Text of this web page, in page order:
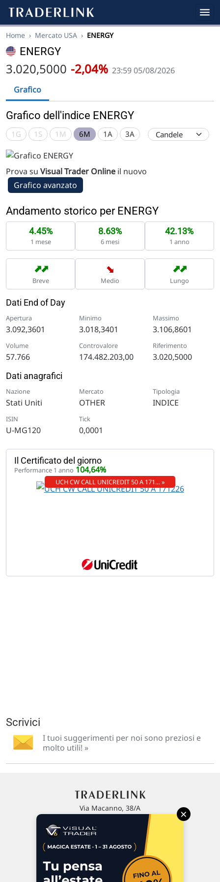
Home › Mercato USA › ENERGY
ENERGY
3.020,5000 -2,04% 23:59 05/08/2026
Grafico
Grafico dell'indice ENERGY
1G 1S 1M 6M 1A 3A
Prova su Visual Trader Online il nuovo
Grafico avanzato
Andamento storico per ENERGY
4.45%
1 mese
8.63%
6 mesi
42.13%
1 anno
➡
➡
Breve
➡
Medio
➡
➡
Lungo
Dati End of Day
Apertura
3.092,3601
Minimo
3.018,3401
Massimo
3.106,8601
Volume
57.766
Controvalore
174.482.203,00
Riferimento
3.020,5000
Dati anagrafici
Nazione
Stati Uniti
Mercato
OTHER
Tipologia
INDICE
ISIN
U-MG120
Tick
0,0001
Il Certificato del giorno
Performance 1 anno 104,64%
UCH CW CALL UNICREDIT 50 A 171… »
Scrivici
I tuoi suggerimenti per noi sono preziosi e
molto utili! »
Via Macanno, 38/A
P.IVA 02 452 460 401
Commenti e segnalazioni
×